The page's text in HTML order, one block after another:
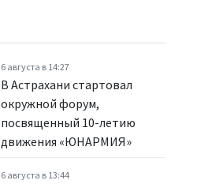
6 августа в 14:27
В Астрахани стартовал
окружной форум,
посвященный 10-летию
движения «ЮНАРМИЯ»
6 августа в 13:44